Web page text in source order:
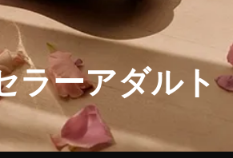
ラーアダルト